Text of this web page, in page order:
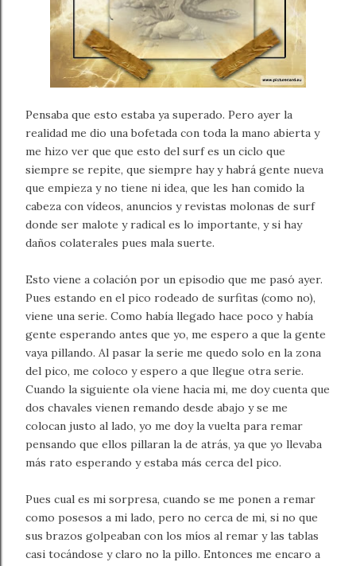
Pensaba que esto estaba ya superado. Pero ayer la
realidad me dio una bofetada con toda la mano abierta y
me hizo ver que que esto del surf es un ciclo que
siempre se repite, que siempre hay y habrá gente nueva
que empieza y no tiene ni idea, que les han comido la
cabeza con vídeos, anuncios y revistas molonas de surf
donde ser malote y radical es lo importante, y si hay
daños colaterales pues mala suerte.
Esto viene a colación por un episodio que me pasó ayer.
Pues estando en el pico rodeado de surfitas (como no),
viene una serie. Como había llegado hace poco y había
gente esperando antes que yo, me espero a que la gente
vaya pillando. Al pasar la serie me quedo solo en la zona
del pico, me coloco y espero a que llegue otra serie.
Cuando la siguiente ola viene hacia mi, me doy cuenta que
dos chavales vienen remando desde abajo y se me
colocan justo al lado, yo me doy la vuelta para remar
pensando que ellos pillaran la de atrás, ya que yo llevaba
más rato esperando y estaba más cerca del pico.
Pues cual es mi sorpresa, cuando se me ponen a remar
como posesos a mi lado, pero no cerca de mi, si no que
sus brazos golpeaban con los míos al remar y las tablas
casi tocándose y claro no la pillo. Entonces me encaro a